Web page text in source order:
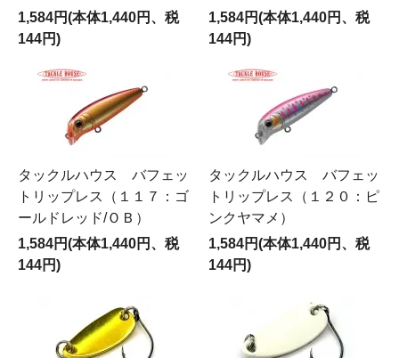
1,584円(本体1,440円、税
144円)
1,584円(本体1,440円、税
144円)
タックルハウス バフェッ
トリップレス（１１７：ゴ
ールドレッド/ＯＢ）
1,584円(本体1,440円、税
144円)
タックルハウス バフェッ
トリップレス（１２０：ピ
ンクヤマメ）
1,584円(本体1,440円、税
144円)